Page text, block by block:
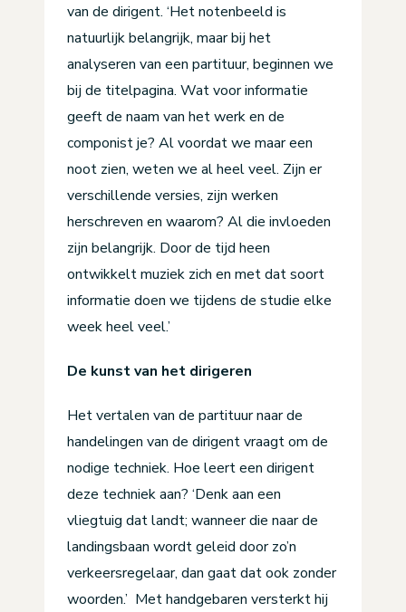
van de dirigent. ‘Het notenbeeld is
natuurlijk belangrijk, maar bij het
analyseren van een partituur, beginnen we
bij de titelpagina. Wat voor informatie
geeft de naam van het werk en de
componist je? Al voordat we maar een
noot zien, weten we al heel veel. Zijn er
verschillende versies, zijn werken
herschreven en waarom? Al die invloeden
zijn belangrijk. Door de tijd heen
ontwikkelt muziek zich en met dat soort
informatie doen we tijdens de studie elke
week heel veel.’
De kunst van het dirigeren
Het vertalen van de partituur naar de
handelingen van de dirigent vraagt om de
nodige techniek. Hoe leert een dirigent
deze techniek aan? ‘Denk aan een
vliegtuig dat landt; wanneer die naar de
landingsbaan wordt geleid door zo’n
verkeersregelaar, dan gaat dat ook zonder
woorden.’ Met handgebaren versterkt hij